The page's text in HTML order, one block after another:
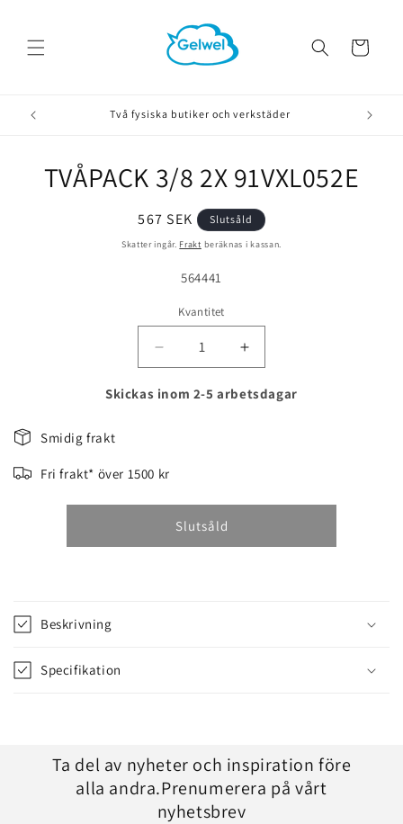
innehåll
Varukorg
Två fysiska butiker och verkstäder
vidare tillTVÅPACK 3/8 2X 91VXL052E
Ordinarie
pris
567 SEK Slutsåld
Skatter ingår. Frakt beräknas i kassan.
Lagerhållningsenhet:
564441
Kvantitet
Minska
kvantitet
för
91VXL052E
Öka
kvantitet
för
Skickas inom 2-5 arbetsdagar
Smidig frakt
Fri frakt* över 1500 kr
Slutsåld
Beskrivning
Specifikation
Ta del av nyheter och inspiration före
alla andra.Prenumerera på vårt
nyhetsbrev